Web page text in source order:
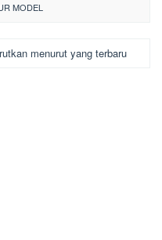
MODEL